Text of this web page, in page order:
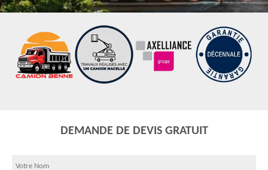
DEMANDE DE DEVIS GRATUIT